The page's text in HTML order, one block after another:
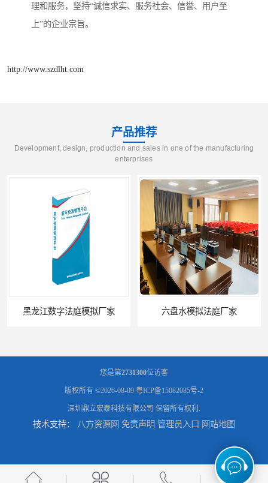
理和服务，坚持“诚信求实、服务社会、信誉、用户至
上”的企业宗旨。
http://www.szdlht.com
产品推荐
Development, design, production and sales in one of the manufacturing
enterprises
黑龙江数字法庭模拟厂家 六盘水模拟法庭厂家
承德心理咨询录像室厂家 潍坊智能语音识别转写费用 规范化
您是第2731300位访客
版权所有 ©2026-08-09 粤ICP备15082085号-2
深圳鼎立宏泰科技有限公司 保留所有权利.
技术支持： 八方资源网 免责声明 管理员入口 网站地图